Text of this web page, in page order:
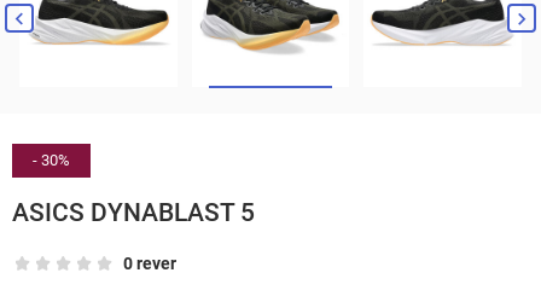
 
- 30%
ASICS DYNABLAST 5
0 rever